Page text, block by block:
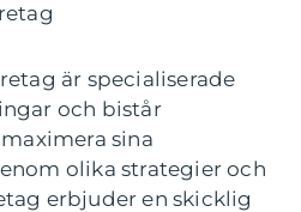
är specialiserade
och bistår
sina
olika strategier och
erbjuder en skicklig